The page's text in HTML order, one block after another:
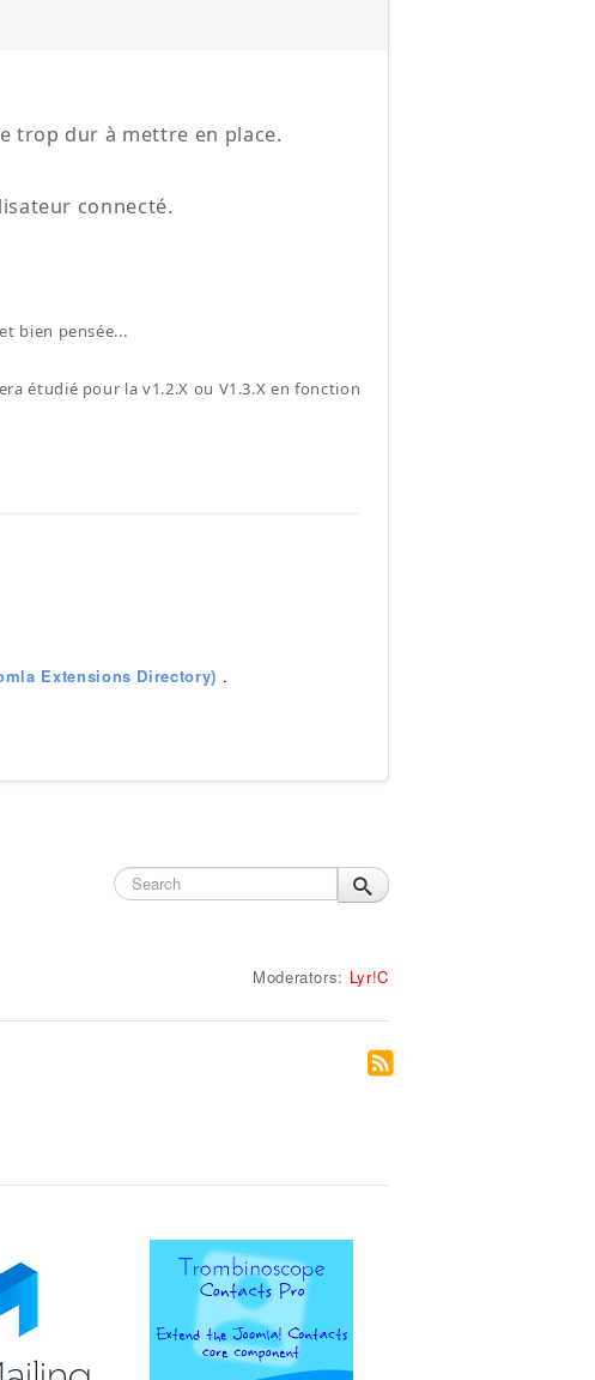
trop dur à mettre en place.
connecté.
bien pensée...
étudié pour la v1.2.X ou V1.3.X en fonction
Extensions Directory) .
Moderators: Lyr!C